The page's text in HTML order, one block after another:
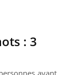
: 3
ayant